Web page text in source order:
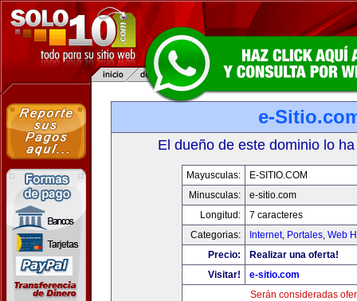
e-
El dueño de este dominio lo
Mayusculas:
E-SITIO.COM
Minusculas:
e-sitio.com
Longitud:
7 caracteres
Categorias:
Internet, Portales, Web
Precio:
Realizar una oferta!
Visitar!
e-sitio.com
Serán consideradas